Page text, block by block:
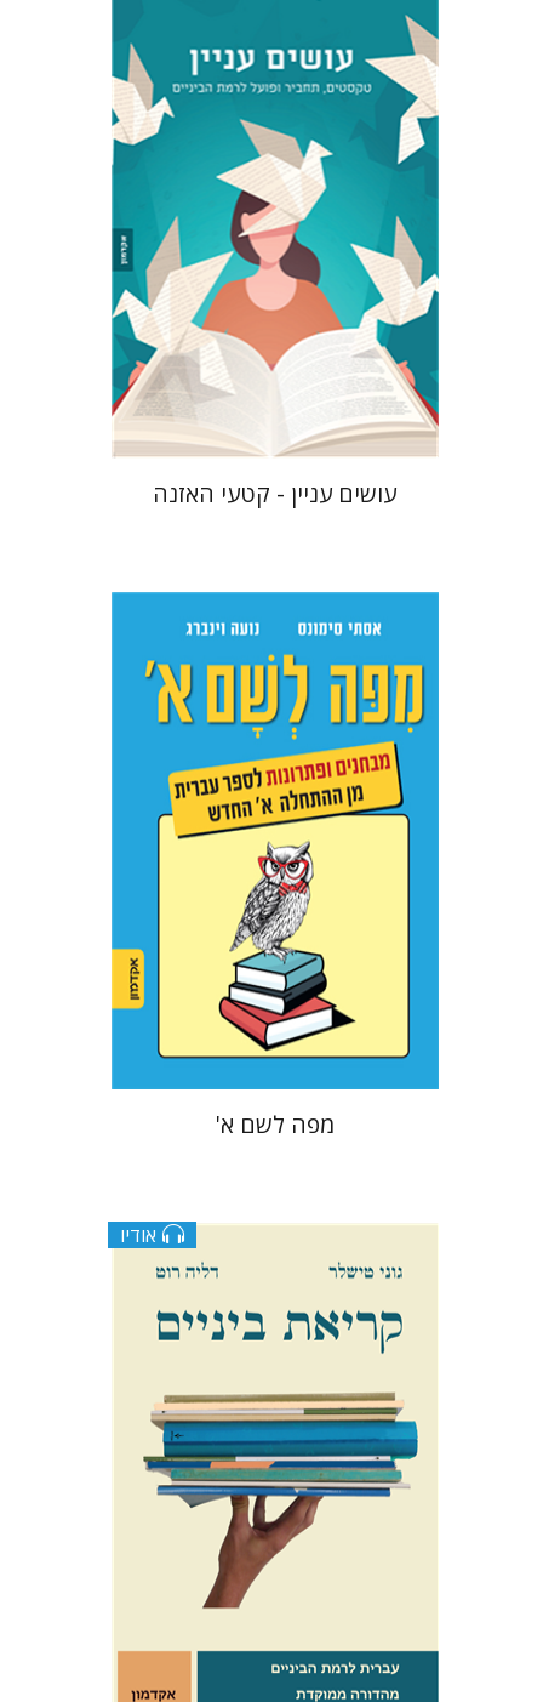
$10
עושים עניין - קטעי האזנה
אסתר סימונס נועה וינברג
הנחת אתר ספר מודפס
$25
$22
מפה לשם א'
אודיו
גוני טישלר דליה רוט-גביזון